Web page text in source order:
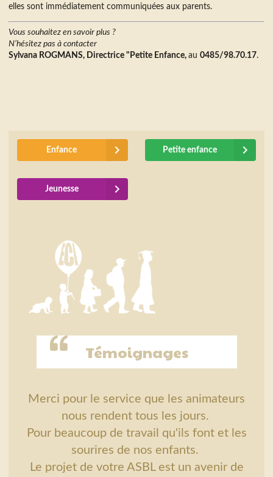
elles sont immédiatement communiquées aux parents.
Vous souhaitez en savoir plus ?
N’hésitez pas à contacter
Sylvana ROGMANS, Directrice "Petite Enfance, au 0485/98.70.17.
Enfance Petite enfance
Jeunesse
Témoignages
Merci pour le service que les animateurs
nous rendent tous les jours.
Pour beaucoup de travail qu'ils font et les
sourires de nos enfants.
Le projet de votre ASBL est un avenir de